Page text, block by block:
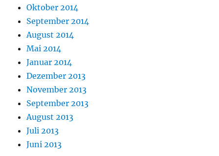
Oktober 2014
September 2014
August 2014
Mai 2014
Januar 2014
Dezember 2013
November 2013
September 2013
August 2013
Juli 2013
Juni 2013